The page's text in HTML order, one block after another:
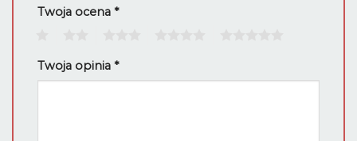
Twoja ocena *
Twoja opinia *